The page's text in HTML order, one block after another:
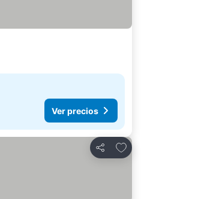
Ver precios
Compartir
Agregar a favoritos